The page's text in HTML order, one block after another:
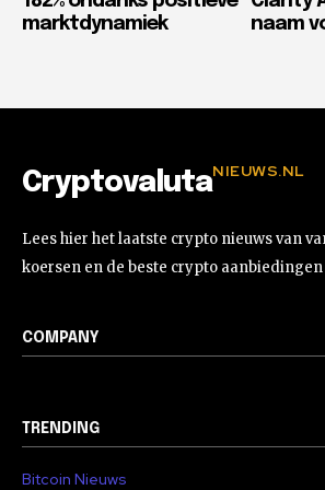
marktdynamiek
naam
CryptovalutaNIEUWS.NL
Lees hier het laatste crypto nieuws van
koersen en de beste crypto aanbiedingen
COMPANY
TRENDING
Bitcoin Nieuws